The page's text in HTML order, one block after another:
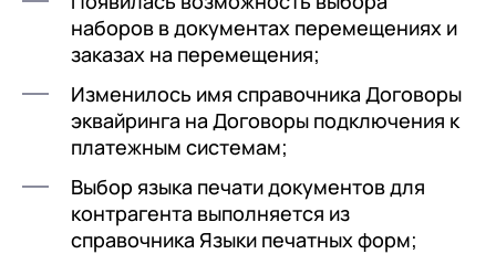
наборов в документах перемещениях и
заказах на перемещения;
Изменилось имя справочника Договоры
эквайринга на Договоры подключения к
платежным системам;
Выбор языка печати документов для
контрагента выполняется из
справочника Языки печатных форм;